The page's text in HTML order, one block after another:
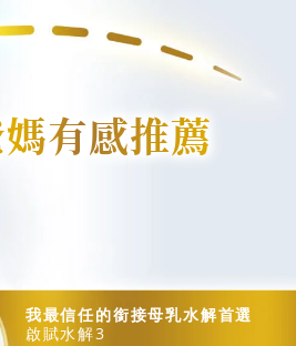
有感推薦
我最信任的銜接母乳水解首選
啟賦水解3